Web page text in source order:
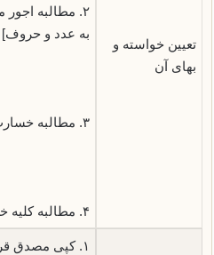
تعیین خواسته و
بهای آن
۲. مطالبه اجور
به عدد و حروف]
۳. مطالبه خسارت تأخیر تأدیه نسبت به اجور معوقه بر اساس شاخص بانک مرکزی.
۴. مطالبه کلیه خسارات دادرسی (هزینه دادرسی و دفتر).
۱. کپی مصدق قرارداد اجاره عادی/رسمی شماره [شماره قرارداد] مورخ [تاریخ قرارداد]